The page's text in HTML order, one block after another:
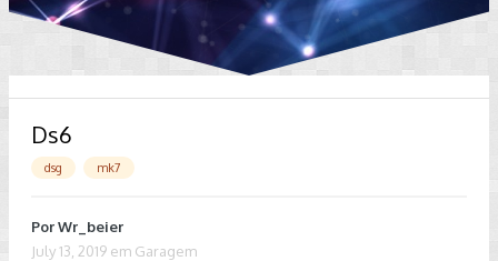
Ds6
dsg mk7
PorWr_beier
July 13, 2019 em Garagem